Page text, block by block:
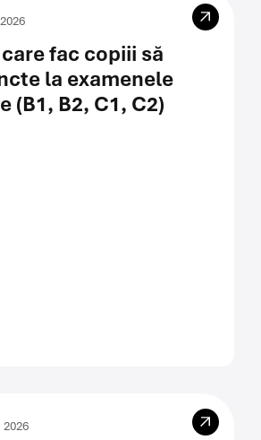
fac copiii să
la examenele
(B1, B2, C1, C2)
2026